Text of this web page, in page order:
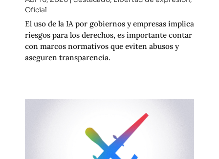
Oficial
El uso de la IA por gobiernos y empresas implica
riesgos para los derechos, es importante contar
con marcos normativos que eviten abusos y
aseguren transparencia.